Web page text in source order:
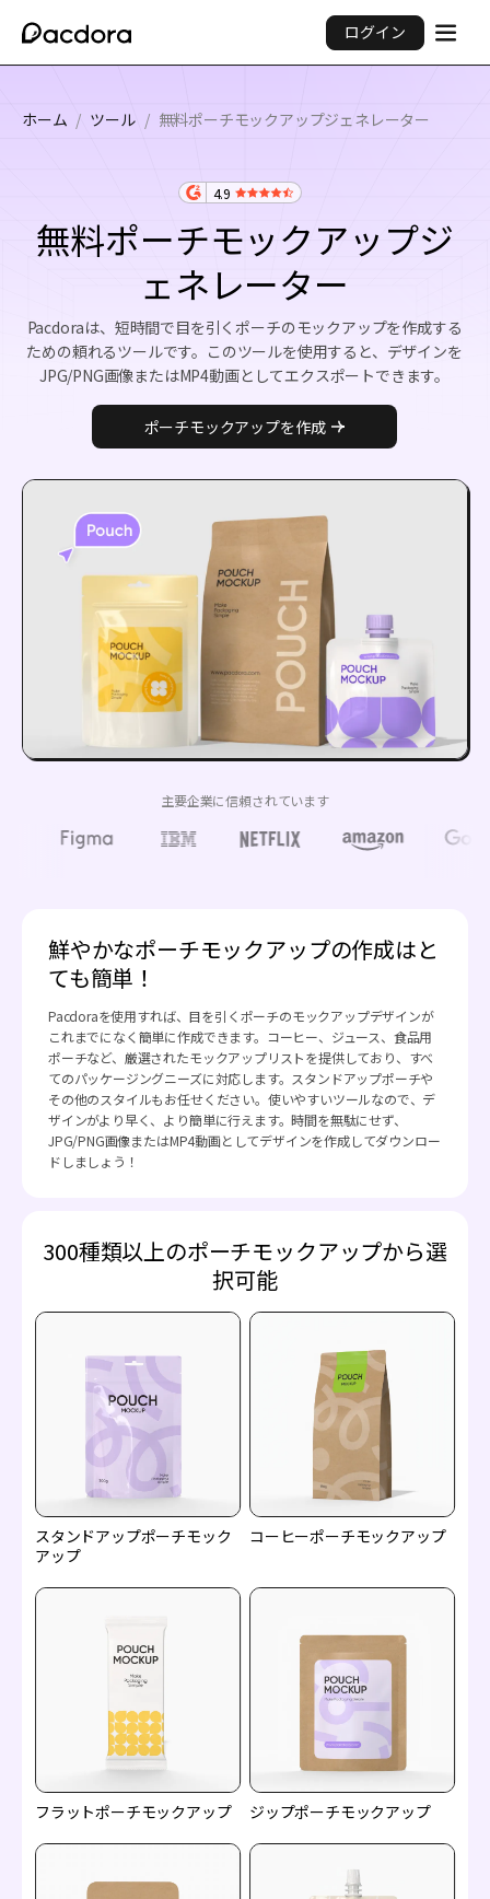
ログイン
ホーム / ツール / 無料ポーチモックアップジェネレーター
4.9
無料ポーチモックアップジ
ェネレーター
Pacdoraは、短時間で目を引くポーチのモックアップを作成する
ための頼れるツールです。このツールを使用すると、デザインを
JPG/PNG画像またはMP4動画としてエクスポートできます。
ポーチモックアップを作成
主要企業に信頼されています
鮮やかなポーチモックアップの作成はと
ても簡単！
Pacdoraを使用すれば、目を引くポーチのモックアップデザインが
これまでになく簡単に作成できます。コーヒー、ジュース、食品用
ポーチなど、厳選されたモックアップリストを提供しており、すべ
てのパッケージングニーズに対応します。スタンドアップポーチや
その他のスタイルもお任せください。使いやすいツールなので、デ
ザインがより早く、より簡単に行えます。時間を無駄にせず、
JPG/PNG画像またはMP4動画としてデザインを作成してダウンロー
ドしましょう！
300種類以上のポーチモックアップから選
択可能
スタンドアップポーチモック
アップ
コーヒーポーチモックアップ
フラットポーチモックアップ ジップポーチモックアップ